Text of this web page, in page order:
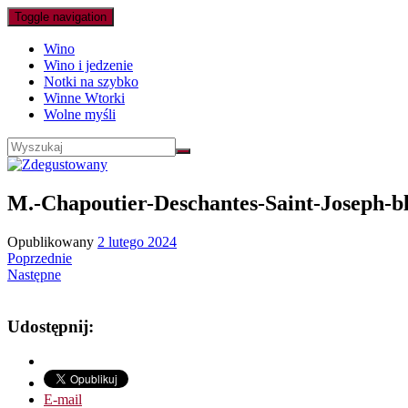
Toggle navigation
Wino
Wino i jedzenie
Notki na szybko
Winne Wtorki
Wolne myśli
M.-Chapoutier-Deschantes-Saint-Joseph-
Opublikowany 2 lutego 2024
Poprzednie
Następne
Udostępnij:
E-mail